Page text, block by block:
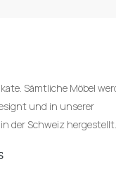
Sämtliche Möbel
und in unserer
der Schweiz hergestellt.